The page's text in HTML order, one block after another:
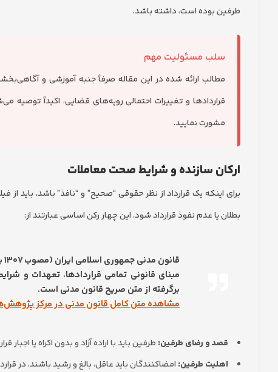
طرفین بوده است، داشته باشد.
سلب مسئولیت مهم
مطالب ارائه شده در این مقاله صرفاً جنبه آموزشی و
قراردادها و تغییرات احتمالی رویه‌های قضایی، اکیداً
مشورت نمایید.
ارکان سازنده و شرایط صحت معاملات
بطلان یا عدم نفوذ قرارداد شود. این چهار رکن اساسی عبارتند از:
قانون مدنی جمهوری اسلامی ایران (مصوب ۱۳۰۷ با اصلاحات بعدی)
برگرفته از متن صریح قانون مدنی است.
مشاهده متن کامل قانون مدنی در مرکز
قصد و رضای طرفین: طرفین باید با اراده آزاد و بدون اکراه یا
اهلیت طرفین: امضاکنندگان باید عاقل، بالغ و رشید باشند. در